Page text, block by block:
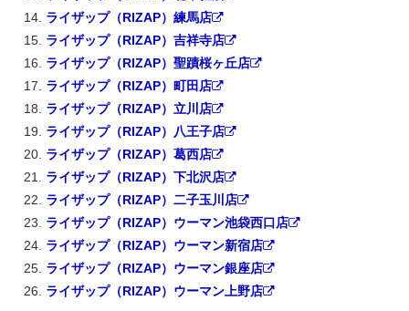
ライザップ（RIZAP）練馬店
ライザップ（RIZAP）吉祥寺店
ライザップ（RIZAP）聖蹟桜ヶ丘店
ライザップ（RIZAP）町田店
ライザップ（RIZAP）立川店
ライザップ（RIZAP）八王子店
ライザップ（RIZAP）葛西店
ライザップ（RIZAP）下北沢店
ライザップ（RIZAP）二子玉川店
ライザップ（RIZAP）ウーマン池袋西口店
ライザップ（RIZAP）ウーマン新宿店
ライザップ（RIZAP）ウーマン銀座店
ライザップ（RIZAP）ウーマン上野店